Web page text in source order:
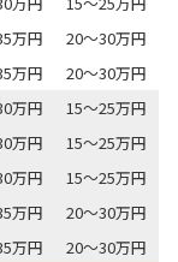
万円
20～30万円
万円
20～30万円
万円
15～25万円
万円
15～25万円
万円
15～25万円
万円
20～30万円
万円
20～30万円